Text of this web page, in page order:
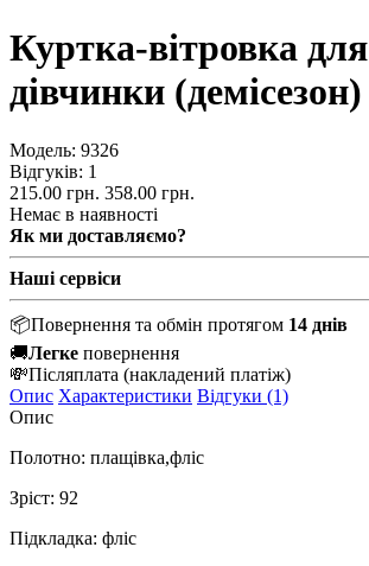
Куртка-вітровка для
дівчинки (демісезон)
Модель: 9326
Відгуків: 1
215.00 грн. 358.00 грн.
Немає в наявності
Як ми доставляємо?
Наші сервіси
📦Повернення та обмін протягом 14 днів
🚚Легке повернення
💸Післяплата (накладений платіж)
Опис Характеристики Відгуки (1)
Опис
Полотно: плащівка,фліс
Зріст: 92
Підкладка: фліс